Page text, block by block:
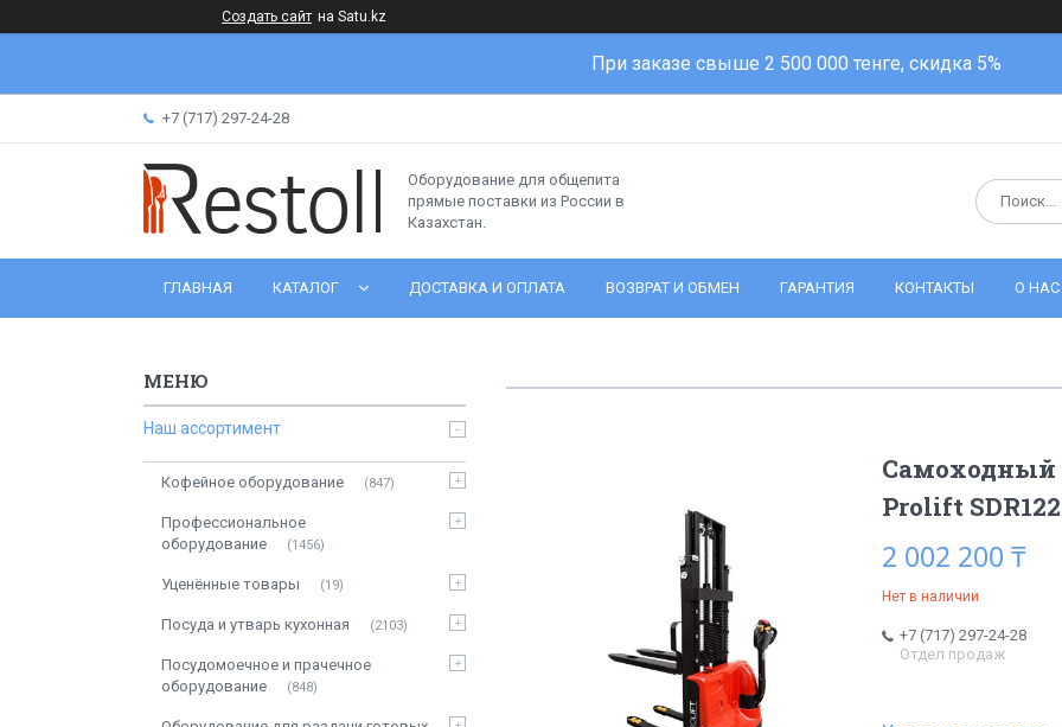
Создать сайт на Satu.kz
При заказе свыше 2 500 000 тенге, скидка 5%
+7 (717) 297-24-28
Оборудование для общепита
прямые поставки из России в
Казахстан.
ГЛАВНАЯ КАТАЛОГ ДОСТАВКА И ОПЛАТА ВОЗВРАТ И ОБМЕН ГАРАНТИЯ КОНТАКТЫ О НАС
Самоходный
Prolift
2 002 200 ₸
Нет в наличии
+7 (717) 297-24-28
Отдел продаж
Наш ассортимент
Кофейное оборудование 847
Профессиональное
оборудование
1456
Уценённые товары 19
Посуда и утварь кухонная 2103
Посудомоечное и прачечное
оборудование
848